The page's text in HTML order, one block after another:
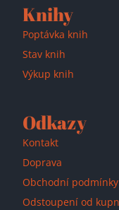
Knihy
Poptávka knih
Stav knih
Výkup knih
Odkazy
Kontakt
Doprava
Obchodní podmínky
Odstoupení od